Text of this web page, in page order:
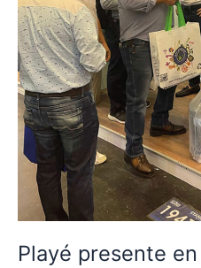
Playé presente